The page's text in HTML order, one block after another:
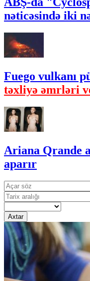
nəticəsində iki
Fuego vulkanı
təxliyə əmrləri
Ariana Qrande
aparır
Axtar